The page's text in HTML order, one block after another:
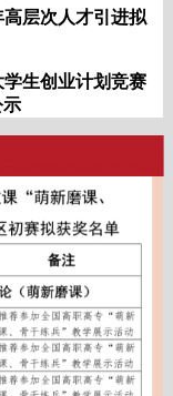
层次人才引进拟
生创业计划竞赛
示